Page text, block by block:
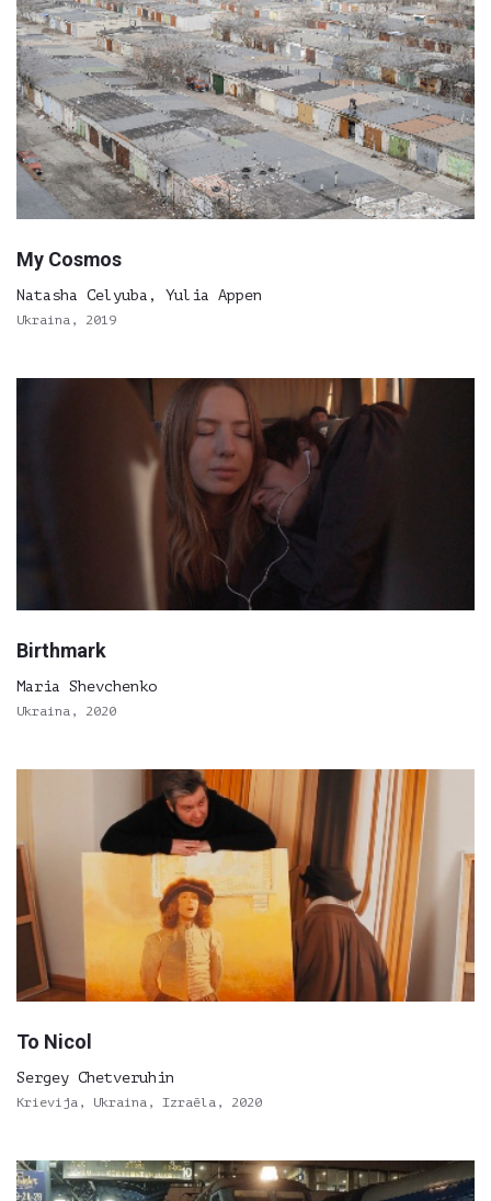
My Cosmos
Natasha Celyuba, Yulia Appen
Ukraina, 2019
Birthmark
Maria Shevchenko
Ukraina, 2020
To Nicol
Sergey Chetveruhin
Krievija, Ukraina, Izraēla, 2020